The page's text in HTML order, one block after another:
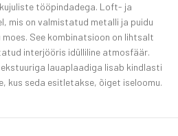
tööpindadega. Loft- ja
mis on valmistatud metalli ja puidu
See kombinatsioon on lihtsalt
interjööris idülliline atmosfäär.
lauaplaadiga lisab kindlasti
kus seda esitletakse, õiget iseloomu.